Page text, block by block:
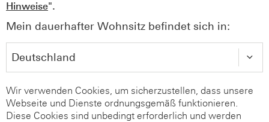
Hinweise".
Mein dauerhafter Wohnsitz befindet sich in:
Wir verwenden Cookies, um sicherzustellen, dass unsere
Webseite und Dienste ordnungsgemäß funktionieren.
Diese Cookies sind unbedingt erforderlich und werden